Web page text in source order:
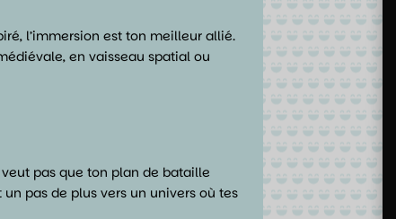
l’immersion est ton meilleur allié.
en vaisseau spatial ou
pas que ton plan de bataille
pas de plus vers un univers où tes